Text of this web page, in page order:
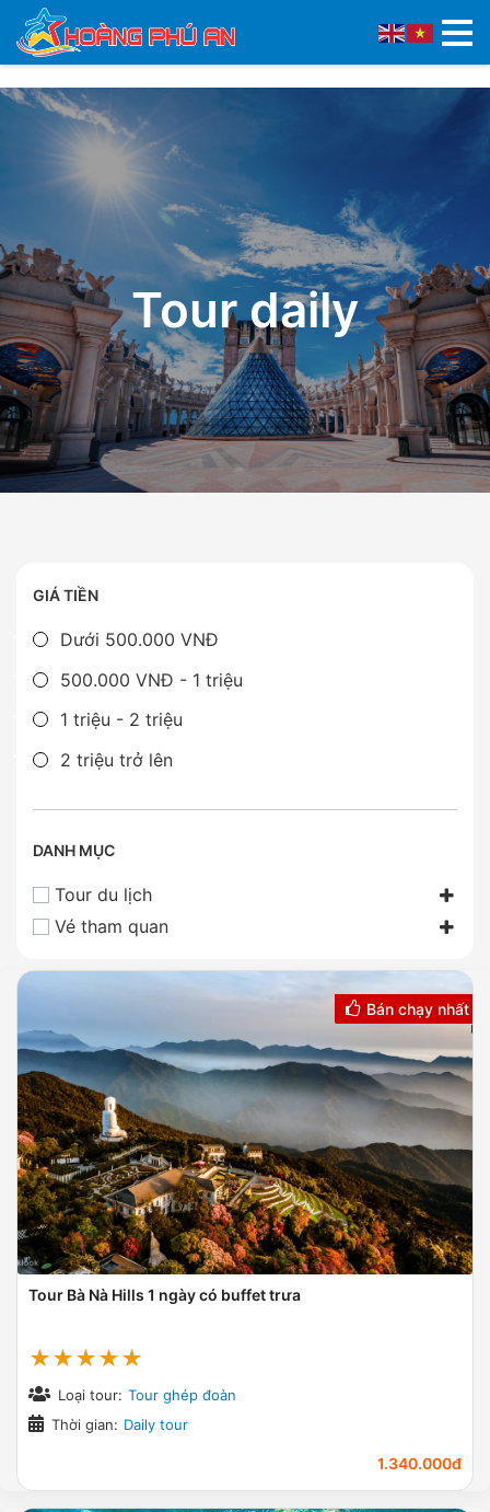
Tour daily
GIÁ TIỀN
Dưới 500.000 VNĐ
500.000 VNĐ - 1 triệu
1 triệu - 2 triệu
2 triệu trở lên
DANH MỤC
Tour du lịch
Vé tham quan
Bán chạy nhất
Tour Bà Nà Hills 1 ngày có buffet trưa
★★★★★
Loại tour: Tour ghép đoàn
Thời gian: Daily tour
1.340.000đ